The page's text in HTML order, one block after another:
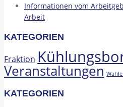
Informationen vom
Arbeit
KATEGORIEN
Fraktion
Veranstaltungen
KATEGORIEN